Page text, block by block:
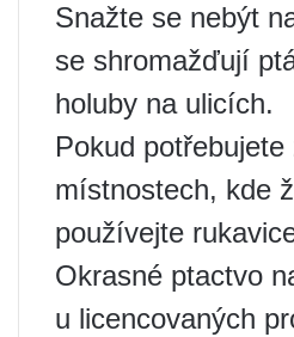
Snažte se nebýt
se shromažďují
holuby na ulicích.
Pokud
místnostech, kde
používejte
Okrasné ptactvo
u licencovaných